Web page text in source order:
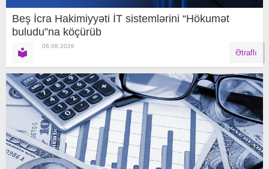
Beş İcra Hakimiyyəti İT sistemlərini “Hökumət
buludu”na köçürüb
06.08.2026
Ətraflı